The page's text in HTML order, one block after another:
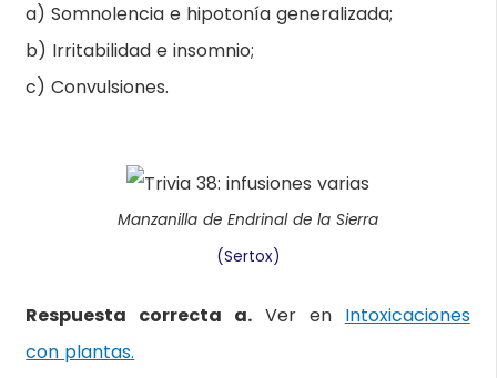
a) Somnolencia e hipotonía generalizada;
b) Irritabilidad e insomnio;
c) Convulsiones.
Manzanilla de Endrinal de la Sierra
(Sertox)
Respuesta correcta a. Ver en Intoxicaciones
con plantas.